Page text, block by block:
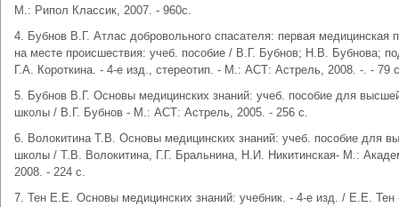
М.: Рипол Классик, 2007. - 960с.
4. Бубнов В.Г. Атлас добровольного спасателя: первая медицинская
на месте происшествия: учеб. пособие / В.Г. Бубнов; Н.В. Бубнова;
Г.А. Короткина. - 4-е изд., стереотип. - М.: АСТ: Астрель, 2008. -. - 79
5. Бубнов В.Г. Основы медицинских знаний: учеб. пособие для
школы / В.Г. Бубнов - М.: АСТ: Астрель, 2005. - 256 с.
6. Волокитина Т.В. Основы медицинских знаний: учеб. пособие для
школы / Т.В. Волокитина, Г.Г. Бральнина, Н.И. Никитинская- М.:
2008. - 224 с.
7. Тен Е.Е. Основы медицинских знаний: учебник. - 4-е изд. / Е.Е.